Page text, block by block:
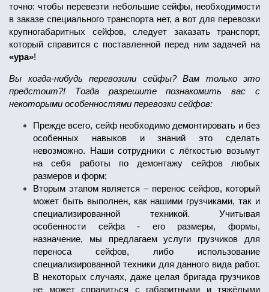
точно: чтобы перевезти небольшие сейфы, необходимости
в заказе специального транспорта нет, а вот для перевозки
крупногабаритных сейфов, следует заказать транспорт,
который справится с поставленной перед ним задачей на
«ура»!
Вы когда-нибудь перевозили сейфы? Вам только это
предстоит?! Тогда разрешите познакомить вас с
некоторыми особенностями перевозки сейфов:
Прежде всего, сейф необходимо демонтировать и без
особенных навыков и знаний это сделать
невозможно. Наши сотрудники с лёгкостью возьмут
на себя работы по демонтажу сейфов любых
размеров и форм;
Вторым этапом является – перенос сейфов, который
может быть выполнен, как нашими грузчиками, так и
специализированной техникой. Учитывая
особенности сейфа - его размеры, формы,
назначение, мы предлагаем услуги грузчиков для
переноса сейфов, либо использование
специализированной техники для данного вида работ.
В некоторых случаях, даже целая бригада грузчиков
не может справиться с габаритными и тяжёлыми